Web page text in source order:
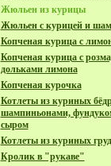
Жюльен из курицы
Жюльен с курицей и
Копченая курица с
Копченая курица с
дольками лимона
Копченая курочка
Котлеты из куриных
шампиньонами,
сыром
Котлеты из куриных
Кролик в "рукаве"